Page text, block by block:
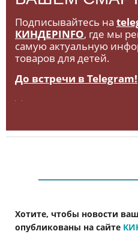
Подписывайтесь на
КИНДЕРINFO, где мы
самую актуальную
товаров для детей.
До встречи в Telegram!
Хотите, чтобы новости
опубликованы на сайте